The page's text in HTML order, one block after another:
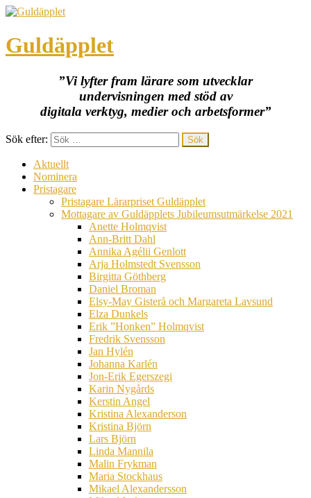
Guldäpplet
”Vi lyfter fram lärare som utvecklar
undervisningen med stöd av
digitala verktyg, medier och arbetsformer”
Sök efter:
Aktuellt
Nominera
Pristagare
Pristagare Lärarpriset Guldäpplet
Mottagare av Guldäpplets Jubileumsutmärkelse 2021
Anette Holmqvist
Ann-Britt Dahl
Annika Agélii Genlott
Arja Holmstedt Svensson
Birgitta Göthberg
Daniel Broman
Elsy-May Gisterå och Margareta Lavsund
Elza Dunkels
Erik ”Honken” Holmqvist
Fredrik Svensson
Jan Hylén
Johanna Karlén
Jon-Erik Egerszegi
Karin Nygårds
Kerstin Angel
Kristina Alexanderson
Kristina Björn
Lars Björn
Linda Mannila
Malin Frykman
Maria Stockhaus
Mikael Alexandersson